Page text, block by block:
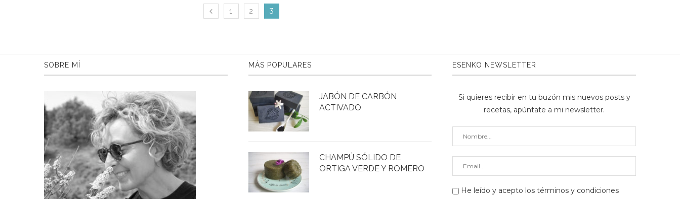
1 2 3
SOBRE MÍ MÁS POPULARES
JABÓN DE CARBÓN
ACTIVADO
CHAMPÚ SÓLIDO DE
ORTIGA VERDE Y ROMERO
ESENKO NEWSLETTER
Si quieres recibir en tu buzón mis nuevos posts y
recetas, apúntate a mi newsletter.
He leído y acepto lostérminos y condiciones